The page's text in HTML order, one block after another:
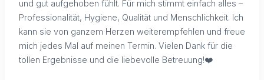
und gut aufgehoben fühlt. Für mich stimmt einfach alles –
Professionalität, Hygiene, Qualität und Menschlichkeit. Ich
kann sie von ganzem Herzen weiterempfehlen und freue
mich jedes Mal auf meinen Termin. Vielen Dank für die
tollen Ergebnisse und die liebevolle Betreuung!❤️